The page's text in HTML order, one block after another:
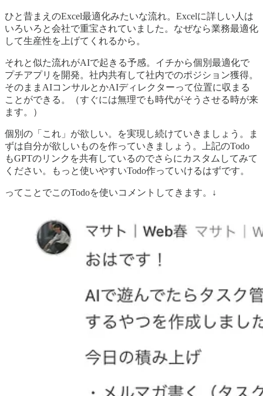
ひと昔まえのExcel最適化みたいな流れ。Excelに詳しい人は
いろいろと会社で重宝されていました。なぜなら業務最適化
して生産性を上げてくれるから。
それと似た流れがAIで起きる予感。イチから個別最適化で
プチアプリを開発。社内共有して社内でのポジション獲得。
そのままAIコンサルとかAIディレクターって位置に収まる
ことができる。（すぐには無理でも時代がそうさせる時が来
ます。）
個別の「これ」が欲しい。を実現し続けていきましょう。ま
ずは自分が欲しいものを作っていきましょう。上記のTodo
もGPTのリンクを共有しているのでさらにカスタムしてみて
ください。もっと使いやすいTodo作っていけるはずです。
ってことでこのTodoを使いコメントしてきます。↓